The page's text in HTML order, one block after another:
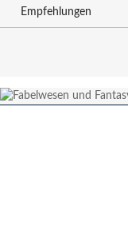
Empfehlungen